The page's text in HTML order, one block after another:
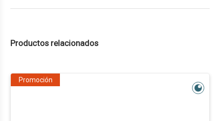
Productos relacionados
Promoción